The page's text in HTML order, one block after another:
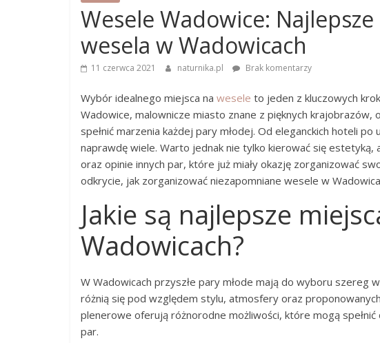
Wesele Wadowice:
wesela w Wadowicach
11 czerwca 2021 naturnika.pl Brak komentarzy
Wybór idealnego miejsca na wesele to jeden z kluczowych
Wadowice, malownicze miasto znane z pięknych
spełnić marzenia każdej pary młodej. Od eleganckich hoteli
naprawdę wiele. Warto jednak nie tylko kierować się
oraz opinie innych par, które już miały okazję zorganizować
odkrycie, jak zorganizować niezapomniane wesele w
Jakie są najlepsze
Wadowicach?
W Wadowicach przyszłe pary młode mają do wyboru szereg
różnią się pod względem stylu, atmosfery oraz
plenerowe oferują różnorodne możliwości, które mogą
par.